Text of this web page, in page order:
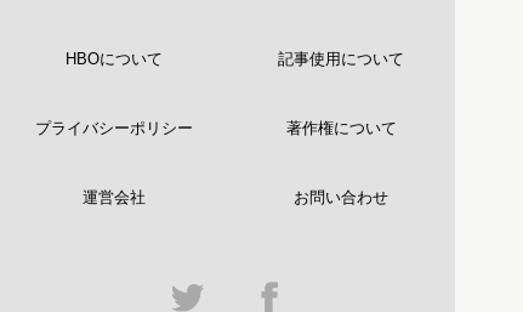
HBOについて 記事使用について
プライバシーポリシー 著作権について
運営会社 お問い合わせ